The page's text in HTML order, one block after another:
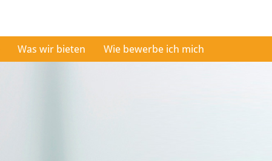
Was wir bieten Wie bewerbe ich mich